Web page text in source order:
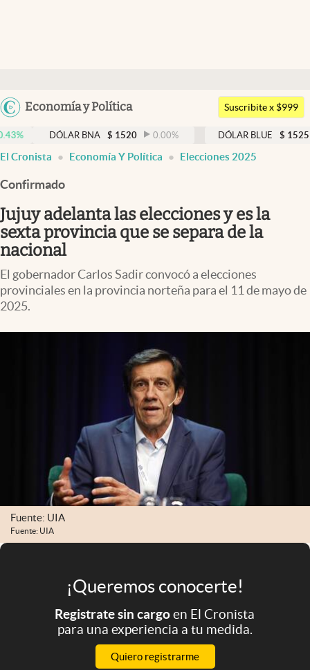
Argentina
Uruguay
Economía y Política
Members
Economía y Política
Finanzas y Mercados
Mercados Online
Negocios
Columnistas
Apertura
Eventos Corporativos
El Cronista Studio
abre en nueva pestaña
Argentina
Suscribite x $999
DÓLAR BNA $ 1520 0.00% DÓLAR BLUE $ 1525 -0.33
El Cronista Economía Y Política Elecciones 2025
Confirmado
Jujuy adelanta las elecciones y es la
sexta provincia que se separa de la
nacional
El gobernador Carlos Sadir convocó a elecciones
provinciales en la provincia norteña para el 11 de mayo de
2025.
Fuente: UIA
Fuente: UIA
¡Queremos conocerte!
Registrate sin cargoen El Cronista
para una experiencia a tu medida.
Quiero registrarme